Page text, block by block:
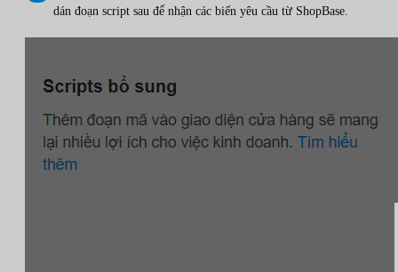
dán đoạn script sau để nhận các biến yêu cầu từ ShopBase.